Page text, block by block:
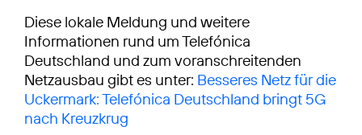
Diese lokale Meldung und weitere
Informationen rund um Telefónica
Deutschland und zum voranschreitenden
Netzausbau gibt es unter: Besseres Netz für die
Uckermark: Telefónica Deutschland bringt 5G
nach Kreuzkrug